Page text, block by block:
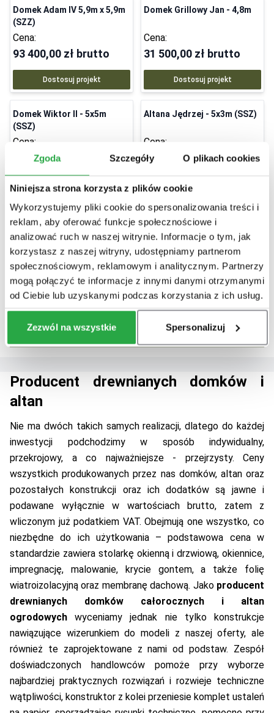
Zgoda Szczegóły O plikach cookies
Niniejsza strona korzysta z plików cookie
Wykorzystujemy pliki cookie do spersonalizowania treści i
reklam, aby oferować funkcje społecznościowe i
analizować ruch w naszej witrynie. Informacje o tym, jak
korzystasz z naszej witryny, udostępniamy partnerom
społecznościowym, reklamowym i analitycznym. Partnerzy
mogą połączyć te informacje z innymi danymi otrzymanymi
od Ciebie lub uzyskanymi podczas korzystania z ich usług.
Zezwól na wszystkie Spersonalizuj
Domek Adam IV 5,9m x 5,9m
(SZZ)
Cena:
93 400,00 zł brutto
Dostosuj projekt
Domek Grillowy Jan - 4,8m
Cena:
31 500,00 zł brutto
Dostosuj projekt
Domek Wiktor II - 5x5m
(SSZ)
Cena:
50 200,00 zł
Dostosuj projekt
Altana Jędrzej - 5x3m (SSZ)
Cena:
17 500,00 złbrutto
Dostosuj projekt
Altanka Kamila - 3x3m
Cena:
7700,00 zł brutto
Dostosuj projekt
Altana Alicja - 3,2m
Cena:
6300,00 zł brutto
Dostosuj projekt
ZOBACZ PEŁNĄ OFERTĘ
Producent drewnianych domków i
altan
Nie ma dwóch takich samych realizacji, dlatego do każdej
inwestycji podchodzimy w sposób indywidualny,
przekrojowy, a co najważniejsze - przejrzysty. Ceny
wszystkich produkowanych przez nas domków, altan oraz
pozostałych konstrukcji oraz ich dodatków są jawne i
podawane wyłącznie w wartościach brutto, zatem z
wliczonym już podatkiem VAT. Obejmują one wszystko, co
niezbędne do ich użytkowania – podstawowa cena w
standardzie zawiera stolarkę okienną i drzwiową, okiennice,
impregnację, malowanie, krycie gontem, a także folię
wiatroizolacyjną oraz membranę dachową. Jako producent
drewnianych domków całorocznych i altan
ogrodowych wyceniamy jednak nie tylko konstrukcje
nawiązujące wizerunkiem do modeli z naszej oferty, ale
również te zaprojektowane z nami od podstaw. Zespół
doświadczonych handlowców pomoże przy wyborze
najbardziej praktycznych rozwiązań i rozwieje techniczne
wątpliwości, konstruktor z kolei przeniesie komplet ustaleń